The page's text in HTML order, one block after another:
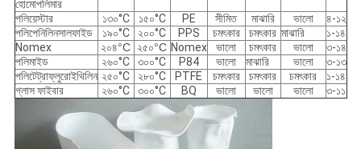
হোমোপলিমার
পলিয়েস্টার ১৩০°C ১৫০°C PE সীমিত মাঝারি ভালো
৪-১২
পলিপেনিলিনসালফাইড
১৯০°C ২০০°C PPS চমৎকার চমৎকার মাঝারি
১-১৪
Nomex
২০৪°C ২৫০°C Nomex ভালো চমৎকার ভালো
৩-১৪
পলিমাইড
২৬০°C ৩০০°C P84 ভালো মাঝারি ভালো
৩-১৩
পলিটেট্রাফ্লুরোইথিলিন ২৫০°C ২৮০°C PTFE চমৎকার চমৎকার চমৎকার
১-১৪
গ্লাস ফাইবার
২৬০°C ৩০০°C BQ ভালো ভালো ভালো ৩-১১